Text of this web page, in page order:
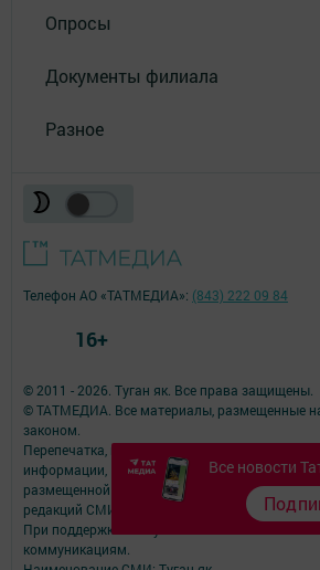
Опросы
Документы филиала
Разное
Все новости
© 2011 - 2026. Туган як. Все права защищены.
© ТАТМЕДИА. Все материалы, размещенные
законом.
Перепечатка, воспроизведение и
информации,
размещенной на сайте, возможна только с
редакций СМИ.
При поддержке Республиканского агентства
коммуникациям.
Телефон АО «ТАТМЕДИА»: (843) 222 09 84
16+